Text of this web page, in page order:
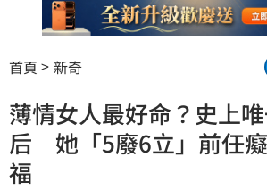
首頁 新奇
薄情女人最好命？史上
后 她「5廢6立」前任
福